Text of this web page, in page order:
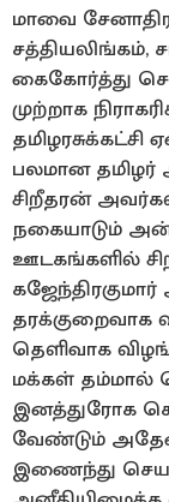
மாவை
கைகோர்த்து
முற்றாக
பலமான தமிழர்
சிறீதரன்
நகையாடும்
ஊடகங்களில்
தரக்குறைவாக
தெளிவாக
மக்கள் தம்மால்
இனத்துரோக
வேண்டும்
இணைந்து